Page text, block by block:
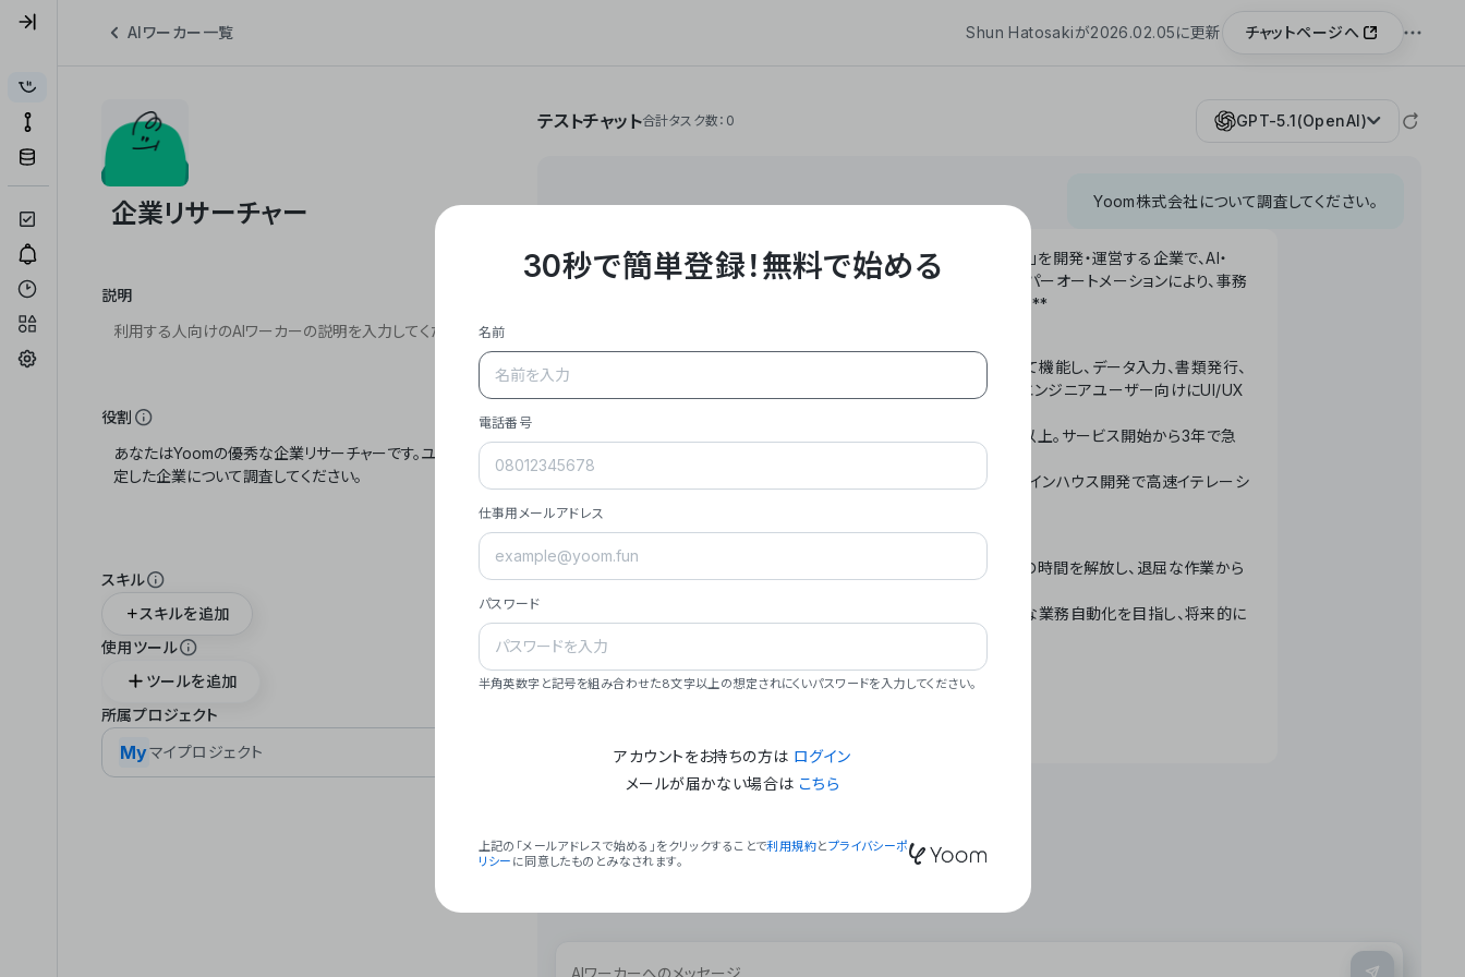
AIワーカー一覧 Shun Hatosakiが2026.02.05に更新 チャットページへ
説明
役割
スキル
スキルを追加
使用ツール
ツールを追加
所属プロジェクト
Myマイプロジェクト
テストチャット合計タスク数：0 GPT-5.1(OpenAI)
Yoom株式会社について調査してください。
**Yoom株式会社は、ビジネスオートメーションSaaS「Yoom」を開発・運営する企業で、AI・
API・RPA・OCRなどの技術をノーコードで組み合わせたハイパーオートメーションにより、事務
作業やデスクワークを自動化するサービスを提供しています。**
- **主力プロダクト「Yoom」**: SaaS連携データベースとして機能し、データ入力、書類発行、
メール対応、請求書処理、日報作成などの業務を自動化。非エンジニアユーザー向けにUI/UX
- **実績**: 国内利用社数20,000社超、直近成長率300%以上。サービス開始から3年で急
- **強み**: すべての自動化技術を1プラットフォームで完結。インハウス開発で高速イテレーシ
- **ミッション**: 「We Make Time」 – テクノロジーで人々の時間を解放し、退屈な作業から
- **ビジョン**: 「Global Business Automation」 – 世界的な業務自動化を目指し、将来的に
### 会社概要
30秒で簡単登録！無料で始める
名前
電話番号
仕事用メールアドレス
パスワード
半角英数字と記号を組み合わせた8文字以上の想定されにくいパスワードを入力してください。
アカウントをお持ちの方は ログイン
メールが届かない場合は こちら
上記の「メールアドレスで始める」をクリックすることで利用規約とプライバシーポ
リシー に同意したものとみなされます。